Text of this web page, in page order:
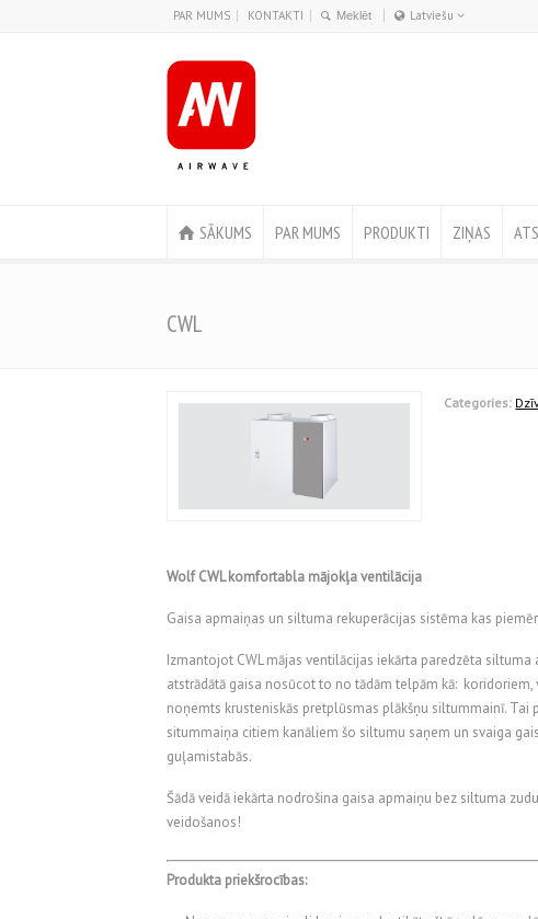
PAR MUMS KONTAKTI
Latviešu
SĀKUMS PAR MUMS PRODUKTI ZIŅAS
CWL
Categories:
Wolf CWL komfortabla mājokļa ventilācija
Gaisa apmaiņas un siltuma rekuperācijas sistēma kas
Izmantojot CWL mājas ventilācijas iekārta paredzēta
atstrādātā gaisa nosūcot to no tādām telpām kā:
noņemts krusteniskās pretplūsmas plākšņu siltummainī. Tai
sitummaiņa citiem kanāliem šo siltumu saņem un svaiga
guļamistabās.
Šādā veidā iekārta nodrošina gaisa apmaiņu bez siltuma
veidošanos!
Produkta priekšrocības: